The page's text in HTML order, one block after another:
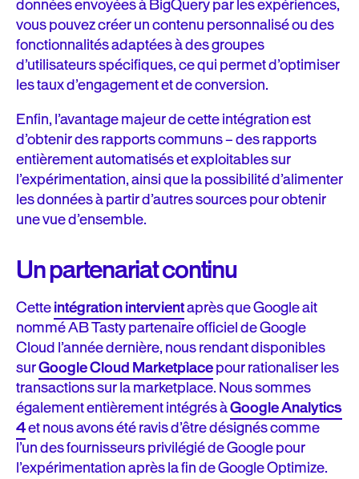
données envoyées à BigQuery par les expériences,
vous pouvez créer un contenu personnalisé ou des
fonctionnalités adaptées à des groupes
d’utilisateurs spécifiques, ce qui permet d’optimiser
les taux d’engagement et de conversion.
Enfin, l’avantage majeur de cette intégration est
d’obtenir des rapports communs – des rapports
entièrement automatisés et exploitables sur
l’expérimentation, ainsi que la possibilité d’alimenter
les données à partir d’autres sources pour obtenir
une vue d’ensemble.
Un partenariat continu
Cetteintégration intervientaprès que Google ait
nommé AB Tasty partenaire officiel de Google
Cloud l’année dernière, nous rendant disponibles
surGoogle Cloud Marketplacepour rationaliser les
transactions sur la marketplace. Nous sommes
également entièrement intégrés àGoogle Analytics
4et nous avons été ravis d’être désignés comme
l’un des fournisseurs privilégié de Google pour
l’expérimentation après la fin de Google Optimize.